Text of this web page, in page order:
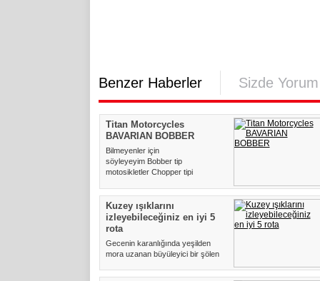
Benzer Haberler Sizde Yorum
Titan Motorcycles
BAVARIAN BOBBER
Bilmeyenler için
söyleyeyim Bobber tip
motosikletler Chopper tipi
Kuzey ışıklarını
izleyebileceğiniz en iyi 5
rota
Gecenin karanlığında yeşilden
mora uzanan büyüleyici bir şölen